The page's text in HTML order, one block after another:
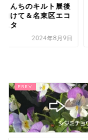
さんちのキルト展後
向けて＆名東区エコ
スタ
2024年8月9日